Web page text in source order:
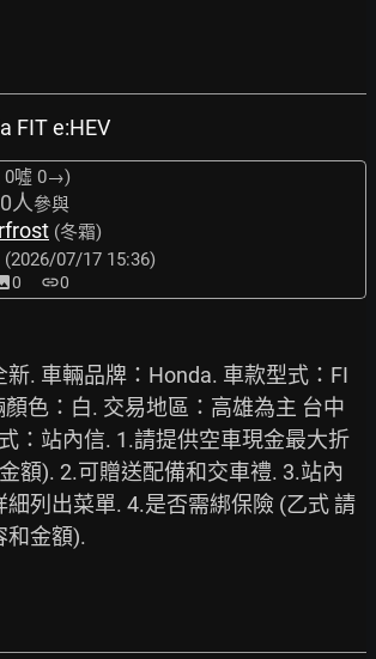
FIT e:HEV
0噓 0→)
人參與
(冬霜)
(2026/07/17 15:36)
0 link0
新. 車輛品牌：Honda. 車款型式：FI
顏色：白. 交易地區：高雄為主 台中
：站內信. 1.請提供空車現金最大折
額). 2.可贈送配備和交車禮. 3.站內
細列出菜單. 4.是否需綁保險 (乙式 請
和金額).